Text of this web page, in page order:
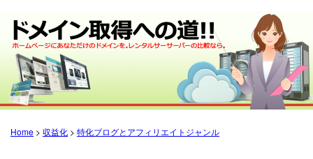
Home > 収益化 > 特化ブログとアフィリエイトジャンル